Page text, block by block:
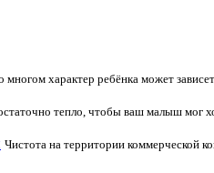
многом характер ребёнка может
тепло, чтобы ваш малыш мог
Чистота на территории коммерческой